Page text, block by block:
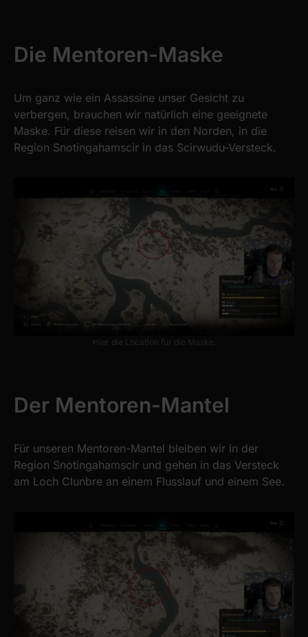
Die Mentoren-Maske
Um ganz wie ein Assassine unser Gesicht zu
verbergen, brauchen wir natürlich eine geeignete
Maske. Für diese reisen wir in den Norden, in die
Region Snotingahamscir in das Scirwudu-Versteck.
Hier die Location für die Maske.
Der Mentoren-Mantel
Für unseren Mentoren-Mantel bleiben wir in der
Region Snotingahamscir und gehen in das Versteck
am Loch Clunbre an einem Flusslauf und einem See.